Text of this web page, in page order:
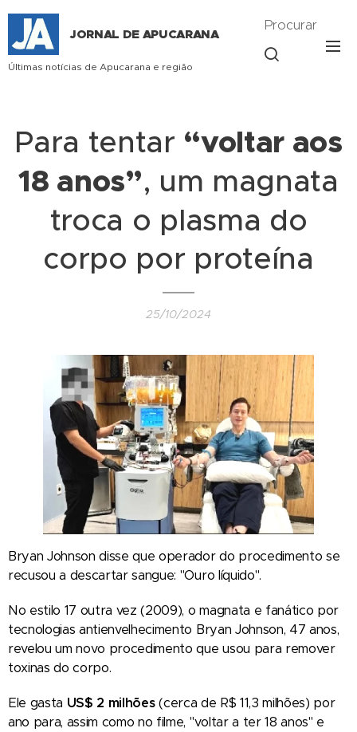
JORNAL DE APUCARANA
Últimas notícias de Apucarana e região
Procurar
Para tentar “voltar aos
18 anos”, um magnata
troca o plasma do
corpo por proteína
25/10/2024
Bryan Johnson disse que operador do procedimento se
recusou a descartar sangue: "Ouro líquido".
No estilo 17 outra vez (2009), o magnata e fanático por
tecnologias antienvelhecimento Bryan Johnson, 47 anos,
revelou um novo procedimento que usou para remover
toxinas do corpo.
Ele gasta US$ 2 milhões(cerca de R$ 11,3 milhões) por
ano para, assim como no filme, "voltar a ter 18 anos" e